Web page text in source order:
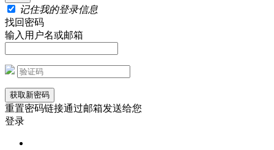
记住我的登录信息
找回密码
输入用户名或邮箱
重置密码链接通过邮箱发送给您
登录